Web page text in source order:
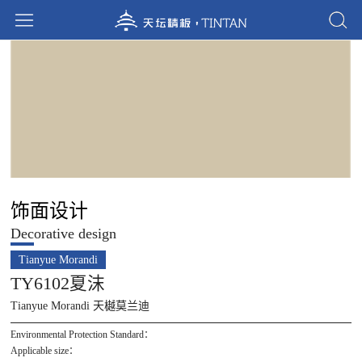
饰面设计
Decorative design
Tianyue Morandi
TY6102夏沫
Tianyue Morandi 天樾莫兰迪
Environmental Protection Standard：
Applicable size：